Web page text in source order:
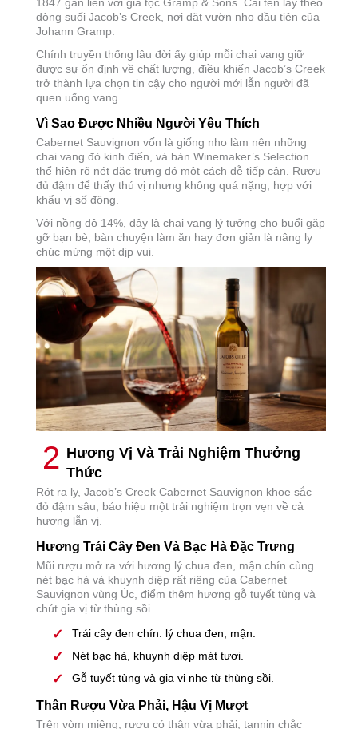
1847 gắn liền với gia tộc Gramp & Sons. Cái tên lấy theo
dòng suối Jacob’s Creek, nơi đặt vườn nho đầu tiên của
Johann Gramp.
Chính truyền thống lâu đời ấy giúp mỗi chai vang giữ
được sự ổn định về chất lượng, điều khiến Jacob’s Creek
trở thành lựa chọn tin cậy cho người mới lẫn người đã
quen uống vang.
Vì Sao Được Nhiều Người Yêu Thích
Cabernet Sauvignon vốn là giống nho làm nên những
chai vang đỏ kinh điển, và bản Winemaker’s Selection
thể hiện rõ nét đặc trưng đó một cách dễ tiếp cận. Rượu
đủ đậm để thấy thú vị nhưng không quá nặng, hợp với
khẩu vị số đông.
Với nồng độ 14%, đây là chai vang lý tưởng cho buổi gặp
gỡ bạn bè, bàn chuyện làm ăn hay đơn giản là nâng ly
chúc mừng một dịp vui.
2 Hương Vị Và Trải Nghiệm Thưởng
Thức
Rót ra ly, Jacob’s Creek Cabernet Sauvignon khoe sắc
đỏ đậm sâu, báo hiệu một trải nghiệm trọn vẹn về cả
hương lẫn vị.
Hương Trái Cây Đen Và Bạc Hà Đặc Trưng
Mũi rượu mở ra với hương lý chua đen, mận chín cùng
nét bạc hà và khuynh diệp rất riêng của Cabernet
Sauvignon vùng Úc, điểm thêm hương gỗ tuyết tùng và
chút gia vị từ thùng sồi.
Trái cây đen chín: lý chua đen, mận.
Nét bạc hà, khuynh diệp mát tươi.
Gỗ tuyết tùng và gia vị nhẹ từ thùng sồi.
Thân Rượu Vừa Phải, Hậu Vị Mượt
Trên vòm miệng, rượu có thân vừa phải, tannin chắc